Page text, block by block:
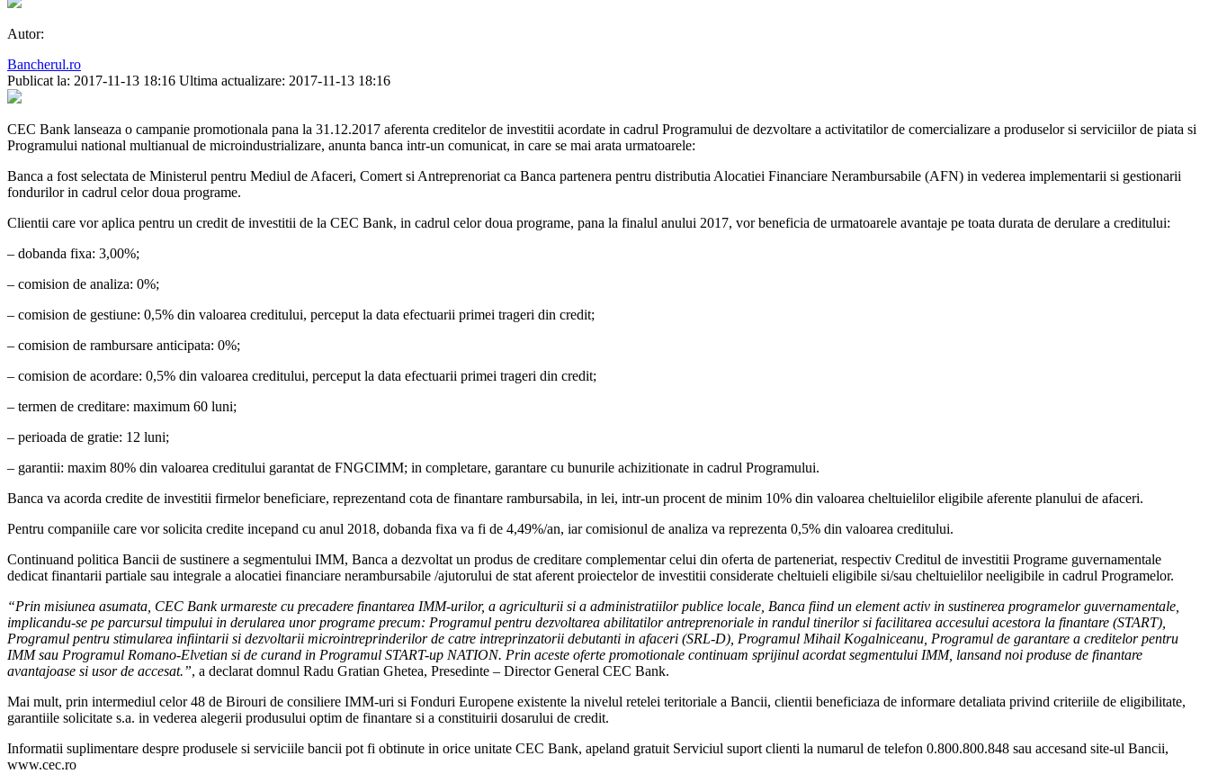
Autor:
Bancherul.ro
Publicat la: 2017-11-13 18:16 Ultima actualizare: 2017-11-13 18:16
CEC Bank lanseaza o campanie promotionala pana la 31.12.2017 aferenta creditelor de investitii acordate in cadrul Programului de dezvoltare a activitatilor de comercializare a produselor si serviciilor de piata si
Programului national multianual de microindustrializare, anunta banca intr-un comunicat, in care se mai arata urmatoarele:
Banca a fost selectata de Ministerul pentru Mediul de Afaceri, Comert si Antreprenoriat ca Banca partenera pentru distributia Alocatiei Financiare Nerambursabile (AFN) in vederea implementarii si gestionarii
fondurilor in cadrul celor doua programe.
Clientii care vor aplica pentru un credit de investitii de la CEC Bank, in cadrul celor doua programe, pana la finalul anului 2017, vor beneficia de urmatoarele avantaje pe toata durata de derulare a creditului:
– dobanda fixa: 3,00%;
– comision de analiza: 0%;
– comision de gestiune: 0,5% din valoarea creditului, perceput la data efectuarii primei trageri din credit;
– comision de rambursare anticipata: 0%;
– comision de acordare: 0,5% din valoarea creditului, perceput la data efectuarii primei trageri din credit;
– termen de creditare: maximum 60 luni;
– perioada de gratie: 12 luni;
– garantii: maxim 80% din valoarea creditului garantat de FNGCIMM; in completare, garantare cu bunurile achizitionate in cadrul Programului.
Banca va acorda credite de investitii firmelor beneficiare, reprezentand cota de finantare rambursabila, in lei, intr-un procent de minim 10% din valoarea cheltuielilor eligibile aferente planului de afaceri.
Pentru companiile care vor solicita credite incepand cu anul 2018, dobanda fixa va fi de 4,49%/an, iar comisionul de analiza va reprezenta 0,5% din valoarea creditului.
Continuand politica Bancii de sustinere a segmentului IMM, Banca a dezvoltat un produs de creditare complementar celui din oferta de parteneriat, respectiv Creditul de investitii Programe guvernamentale
dedicat finantarii partiale sau integrale a alocatiei financiare nerambursabile /ajutorului de stat aferent proiectelor de investitii considerate cheltuieli eligibile si/sau cheltuielilor neeligibile in cadrul Programelor.
“Prin misiunea asumata, CEC Bank urmareste cu precadere finantarea IMM-urilor, a agriculturii si a administratiilor publice locale, Banca fiind un element activ in sustinerea programelor guvernamentale,
implicandu-se pe parcursul timpului in derularea unor programe precum: Programul pentru dezvoltarea abilitatilor antreprenoriale in randul tinerilor si facilitarea accesului acestora la finantare (START),
Programul pentru stimularea infiintarii si dezvoltarii microintreprinderilor de catre intreprinzatorii debutanti in afaceri (SRL-D), Programul Mihail Kogalniceanu, Programul de garantare a creditelor pentru
IMM sau Programul Romano-Elvetian si de curand in Programul START-up NATION. Prin aceste oferte promotionale continuam sprijinul acordat segmentului IMM, lansand noi produse de finantare
avantajoase si usor de accesat.”, a declarat domnul Radu Gratian Ghetea, Presedinte – Director General CEC Bank.
Mai mult, prin intermediul celor 48 de Birouri de consiliere IMM-uri si Fonduri Europene existente la nivelul retelei teritoriale a Bancii, clientii beneficiaza de informare detaliata privind criteriile de eligibilitate,
garantiile solicitate s.a. in vederea alegerii produsului optim de finantare si a constituirii dosarului de credit.
Informatii suplimentare despre produsele si serviciile bancii pot fi obtinute in orice unitate CEC Bank, apeland gratuit Serviciul suport clienti la numarul de telefon 0.800.800.848 sau accesand site-ul Bancii,
www.cec.ro